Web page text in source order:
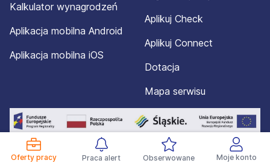
Oferty pracy Praca alert Obserwowane Moje konto
Kalkulator wynagrodzeń
Aplikacja mobilna Android
Aplikacja mobilna iOS
Aplikuj Check
Aplikuj Connect
Dotacja
Mapa serwisu